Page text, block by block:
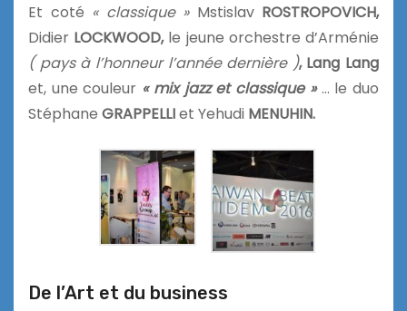
Et coté « classique »Mstislav ROSTROPOVICH,
Didier LOCKWOOD,le jeune orchestre d’Arménie
( pays à l’honneur l’année dernière ), Lang Lang
et, une couleur « mix jazz et classique »… le duo
Stéphane GRAPPELLIet Yehudi MENUHIN.
De l’Art et du business